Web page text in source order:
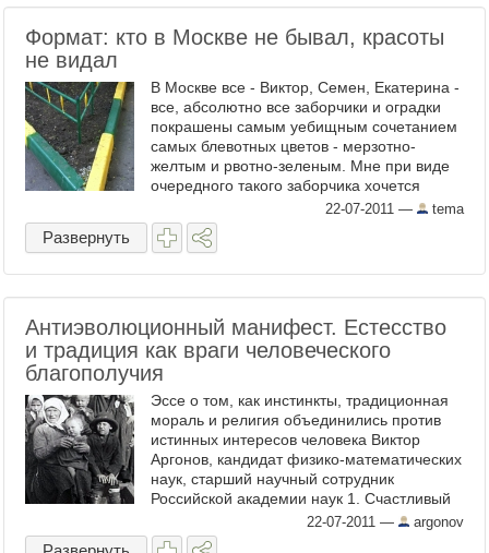
Формат: кто в Москве не бывал, красоты
не видал
В Москве все - Виктор, Семен, Екатерина -
все, абсолютно все заборчики и оградки
покрашены самым уебищным сочетанием
самых блевотных цветов - мерзотно-
желтым и рвотно-зеленым. Мне при виде
очередного такого заборчика хочется
22-07-2011 — tema
Развернуть
Антиэволюционный манифест. Естесство
и традиция как враги человеческого
благополучия
Эссе о том, как инстинкты, традиционная
мораль и религия объединились против
истинных интересов человека Виктор
Аргонов, кандидат физико-математических
наук, старший научный сотрудник
Российской академии наук 1. Счастливый
22-07-2011 — argonov